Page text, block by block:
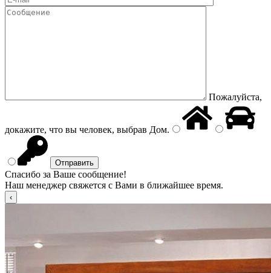
Пожалуйста,
докажите, что вы человек, выбрав Дом.
Спасибо за Ваше сообщение!
Наш менеджер свяжется с Вами в ближайшее время.